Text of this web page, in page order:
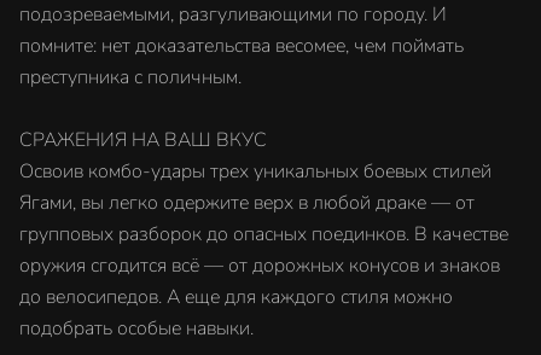
подозреваемыми, разгуливающими по городу. И
помните: нет доказательства весомее, чем поймать
преступника с поличным.
СРАЖЕНИЯ НА ВАШ ВКУС
Освоив комбо-удары трех уникальных боевых стилей
Ягами, вы легко одержите верх в любой драке — от
групповых разборок до опасных поединков. В качестве
оружия сгодится всё — от дорожных конусов и знаков
до велосипедов. А еще для каждого стиля можно
подобрать особые навыки.